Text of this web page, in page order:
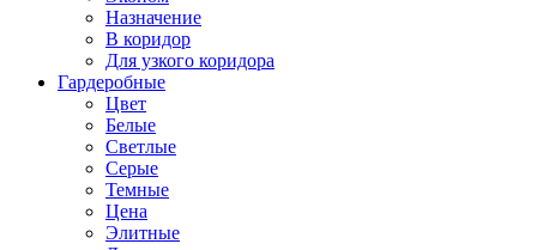
Назначение
В коридор
Для узкого коридора
Гардеробные
Цвет
Белые
Светлые
Серые
Темные
Цена
Элитные